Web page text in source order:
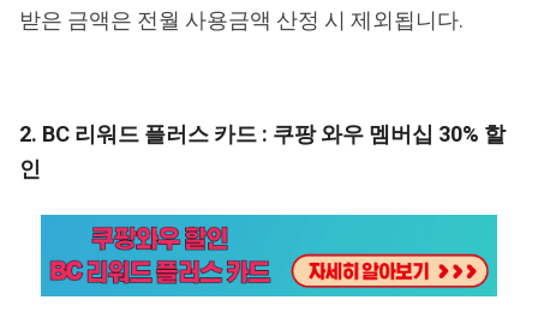
받은 금액은 전월 사용금액 산정 시 제외됩니다.
2. BC 리워드 플러스 카드 : 쿠팡 와우 멤버십 30% 할
인